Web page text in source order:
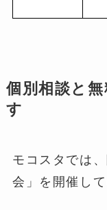
個別相談と
す
モコスタでは
会」を開催して